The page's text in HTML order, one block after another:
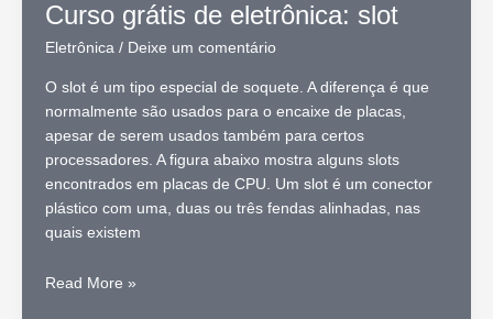
o
resistor
Curso grátis de eletrônica: slot
Eletrônica / Deixe um comentário
O slot é um tipo especial de soquete. A diferença é que
normalmente são usados para o encaixe de placas,
apesar de serem usados também para certos
processadores. A figura abaixo mostra alguns slots
encontrados em placas de CPU. Um slot é um conector
plástico com uma, duas ou três fendas alinhadas, nas
quais existem
Curso
Read More »